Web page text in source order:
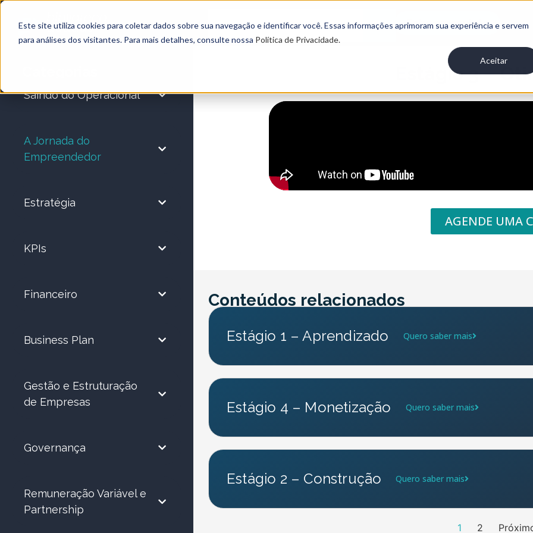
Este site utiliza cookies para coletar dados sobre sua navegação e identificar você. Essas informações aprimoram sua experiência e servem
para análises dos visitantes. Para mais detalhes, consulte nossa Política de Privacidade.
Aceitar
Entre em contato
Estágio 3 –
AGENDE UMA
Conteúdos relacionados
Estágio 1 – Aprendizado Quero saber mais
Estágio 4 – Monetização Quero saber mais
Estágio 2 – Construção Quero saber mais
1 2
Saindo do Operacional
A Jornada do
Empreendedor
Estratégia
KPIs
Financeiro
Business Plan
Gestão e Estruturação
de Empresas
Governança
Remuneração Variável e
Partnership